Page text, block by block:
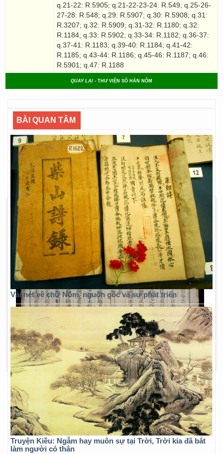
q.21-22: R.5905; q.21-22-23-24: R.549; q.25-26-
27-28: R.548; q.29: R.5907; q.30: R.5908; q.31:
R.3207; q.32: R.5909; q.31-32: R.1180; q.32:
R.1184; q.33: R.5902; q.33-34: R.1182; q.36-37:
q.37-41: R.1183; q.39-40: R.1184; q.41-42:
R.1185; q.43-44: R.1186; q.45-46: R.1187; q.46:
R.5901; q.47: R.1188
QUAY LẠI - THƯ VIỆN SỐ HÁN NÔM
BÀI QUAN TÂM
Vài nét về chữ Nôm, nguồn gốc và sự phát triển
Truyện Kiều: Ngẫm hay muôn sự tại Trời, Trời kia đã bắt
làm người có thân